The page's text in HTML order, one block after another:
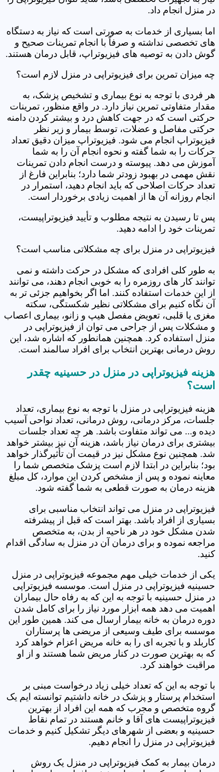
در منزل انجام داد.
اما بسیاری از خدمات به صورتی است که نیاز به دستگاه
های تخصصی نداشته و صرفاً با انجام تمرینات صحیح و
گوش دادن به توصیه های فیزیوتراپ، قابل درمان هستند.
چه میزان تمرین برای فیزیوتراپی در منزل لازم است؟
هر فردی با توجه به نوع بیماری و تشخیص پزشک، به
مقدار متفاوتی تمرین نیاز دارد. در واقع منظور، تمرینات
حرکتی است که در جهت کاهش درد و بیشتر کردن دامنه
حرکتی مفاصل و عضلات، توسط بیمار و زیر نظر
فیزیوتراپ انجام می شود. فیزیوتراپ میزان دقیق تعداد
حرکات را به شما گفته و نحوه انجام آن را به شما
آموزش می دهد. پیوسته و درست انجام دادن تمرینات
نقش مهمی در بهبود زودتر شما دارد؛ بنابراین فارغ از
تعداد حرکات اصلاحی که باید انجام دهید، استمرار در
انجام روزانه آن ها از اهمیت زیادی برخوردار است.
پس تا رسیدن به نتیجه مطلوب و تأیید فیزیوتراپیست،
تمرینات خود را ادامه دهید.
فیزیوتراپی در منزل برای چه مشکلاتی مناسب است؟
به طور کلی افرادی که مشکل در حرکت داشته و نمی
توانند کار های روزمره را به خوبی انجام دهند، می توانند
از این خدمات استفاده کنند. اما اگر بخواهیم جزئی تر به
آن نگاه کنیم برای مشکلاتی نظیر شکستگی، سکته
مغزی یا قلبی، تعویض مفصل هیپ و زانو، بیماری اعصاب
و مشکلات پس از جراحی می توان از فیزیوتراپی در
منزل استفاده کرد. همچنین همانطور که اشاره شد، این
روش درمانی بهترین انتخاب برای افراد سالمند است.
هزینه فیزیوتراپی در منزل در حسینیه چقدر
است؟
هزینه فیزیوتراپی در منزل با توجه به نوع بیماری، تعداد
جلسات، مرکز درمانی، روش درمانی، تعداد نواحی آسیب
دیده و... می تواند متفاوت باشد. هر چه تعداد جلسات
بیشتری برای درمان نیاز باشد، هزینه آن نیز بیشتر خواهد
شد. همچنین نوع مشکل نیز در قیمت آن تأثیرگذار خواهد
بود؛ بنابراین در ابتدا لازم است پزشک متخصص شما را
معاینه نموده و پس از مشخص کردن این موارد، کل مبلغ
هزینه درمان به صورت قطعی به شما گفته شود.
فیزیوتراپی در منزل می تواند انتخاب مناسبی برای
بسیاری از افراد باشد. بهتر است که قبل از پیشرفته
شدن مشکل خود در هر ناحیه از بدن، به متخصص
مراجعه نموده و برای درمان آن در منزل به سادگی اقدام
کنید.
یکی از خدمات خیلی مهم مجموعه فیزیوتراپی در منزل
حسینیه فیزیوتراپی در منزل است. موسسه فیزیوتراپی
در منزل حسینیه با توجه به این که به رفاه حال بیماران
اهمیت می دهد همه ابزار مورد نیاز را برای کامل شدن
دوره درمان به خانه بیمار ارسال می کند. همین طور این
موسسه برای طیف وسیعی از مریضی ها پرستاران
کاربلد و با تجربه ای را به خانه مریض اعزام خواهد کرد
که به بهترین صورت در کنار مریض شما هستند و از او
مراقبت خواهند کرد.
با توجه به این که تعداد خیلی زیاد درخواست مبنی بر
استخدام پرستار و پزشک در خانه داشتیم توانسته ایم یک
گروه متخصص و مجرب که همه این افراد از بهترین
فیزیوتراپیست های آقا و خانم هستند در تمام نقاط
حسینیه و بعضی از شهرهای دیگر تشکیل کنیم و خدمات
فیزیوتراپی در منزل را انجام دهیم.
درمان بیمار به کمک فیزیوتراپی در منزل یک روش